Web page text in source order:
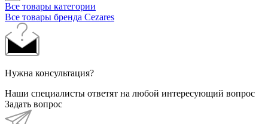
Все товары категории
Все товары бренда Cezares
Нужна консультация?
Наши специалисты ответят на любой интересующий вопрос
Задать вопрос